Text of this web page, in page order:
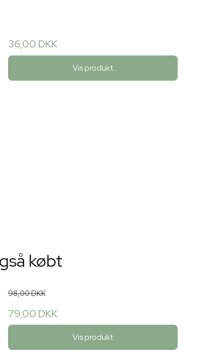
36,00 DKK
Vis produkt
købt
98,00 DKK
79,00 DKK
Vis produkt